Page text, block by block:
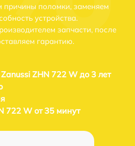
причины поломки, заменяем
устройства.
запчасти, после
гарантию.
ZHN 722 W до 3 лет
722 W от 35 минут